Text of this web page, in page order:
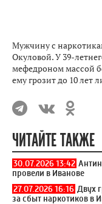
Мужчину с
Окуловой. У 39-
мефедроном массой
ему грозит до 10 лет
ЧИТАЙТЕ ТАКЖЕ
30.07.2026 13:42
провели в Иванове
27.07.2026 16:16 Двух
за сбыт наркотиков в